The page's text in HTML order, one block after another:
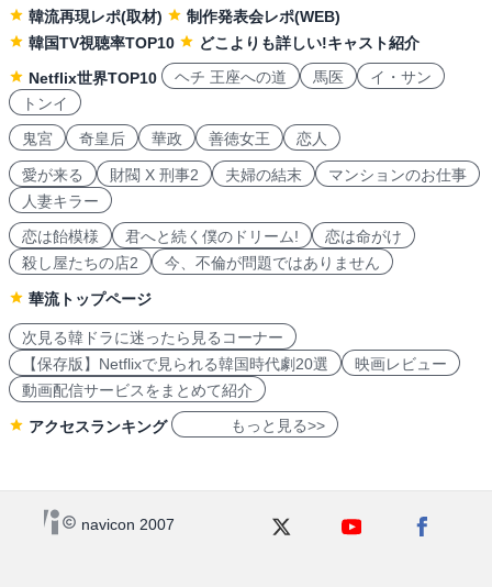
韓流再現レポ(取材)
制作発表会レポ(WEB)
韓国TV視聴率TOP10
どこよりも詳しい!キャスト紹介
Netflix世界TOP10
ヘチ 王座への道 馬医
イ・サン
トンイ
鬼宮
奇皇后 華政 善徳女王 恋人
愛が来る 財閥 X 刑事2 夫婦の結末
マンションのお仕事
人妻キラー
恋は飴模様
君へと続く僕のドリーム!
恋は命がけ
殺し屋たちの店2
今、不倫が問題ではありません
華流トップページ
次見る韓ドラに迷ったら見るコーナー
【保存版】Netflixで見られる韓国時代劇20選
映画レビュー
動画配信サービスをまとめて紹介
アクセスランキング もっと見る>>
navicon 2007